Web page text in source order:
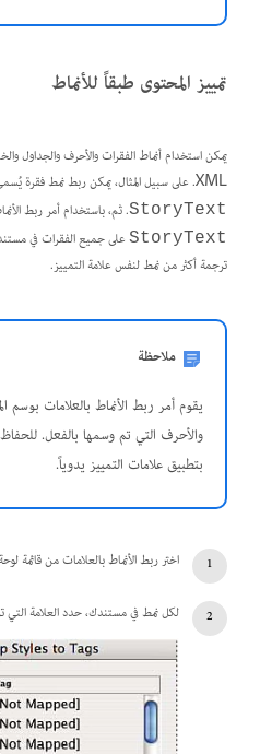
تمييز المحتوى طبقاً للأنماط
يمكن استخدام أنماط الفقرات والأحرف والجداول
XML. على سبيل المثال، يمكن ربط نمط فقرة يُسمى Body بعلامة تُسمى
StoryText. ثم، باستخدام أمر ربط
StoryText
ترجمة أكثر من نمط لنفس علامة التمييز.
ملاحظة
يقوم أمر ربط الأنماط بالعلامات بوسم
والأحرف التي تم وسمها بالفعل.
بتطبيق علامات التمييز يدوياً.
اختر ربط الأنماط بالعلامات من قائمة
لكل نمط في مستندك، حدد العلامة التي